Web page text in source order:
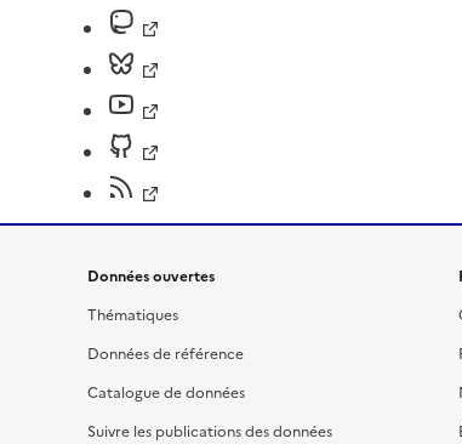
Données ouvertes
Thématiques
Données de référence
Catalogue de données
Suivre les publications des données